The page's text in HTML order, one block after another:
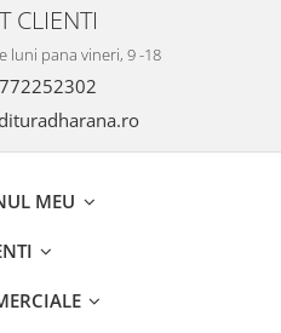
CLIENTI
luni pana vineri, 9 -18
MEU